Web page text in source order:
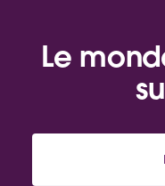
Le